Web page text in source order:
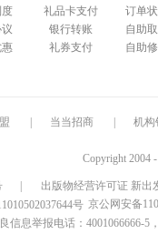
礼品卡支付
银行转账
礼券支付
订单
自助
自助
当当招商 机构
Copyright 2004
出版物经营许可证 新出
京公网安备
信息举报电话：4001066666-5